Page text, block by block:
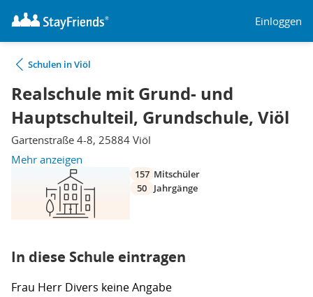
Einloggen
Schulen in Viöl
Realschule mit Grund- und
Hauptschulteil, Grundschule, Viöl
Gartenstraße 4-8, 25884 Viöl
Mehr anzeigen
157 Mitschüler
50
Jahrgänge
In diese Schule eintragen
Frau Herr Divers keine Angabe